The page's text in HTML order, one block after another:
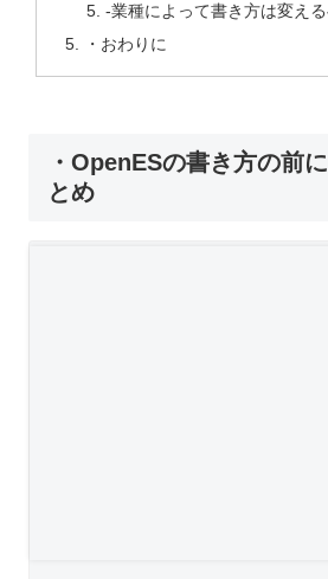
-業種によって書き方は変える
・おわりに
・OpenESの書き方の前
とめ